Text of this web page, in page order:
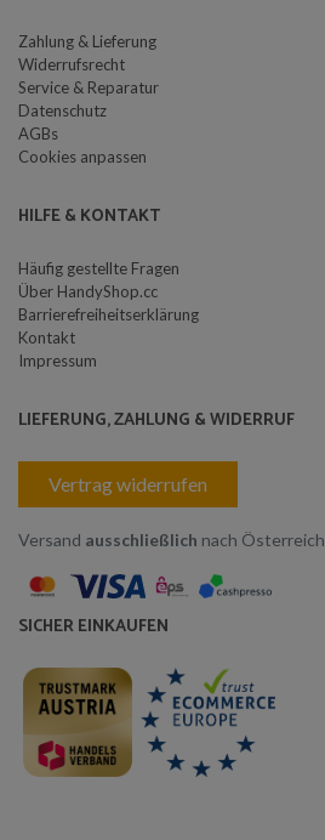
Zahlung & Lieferung
Widerrufsrecht
Service & Reparatur
Datenschutz
AGBs
Cookies anpassen
HILFE & KONTAKT
Häufig gestellte Fragen
Über HandyShop.cc
Barrierefreiheitserklärung
Kontakt
Impressum
LIEFERUNG, ZAHLUNG & WIDERRUF
Vertrag widerrufen
Versand ausschließlich nach Österreich
SICHER EINKAUFEN